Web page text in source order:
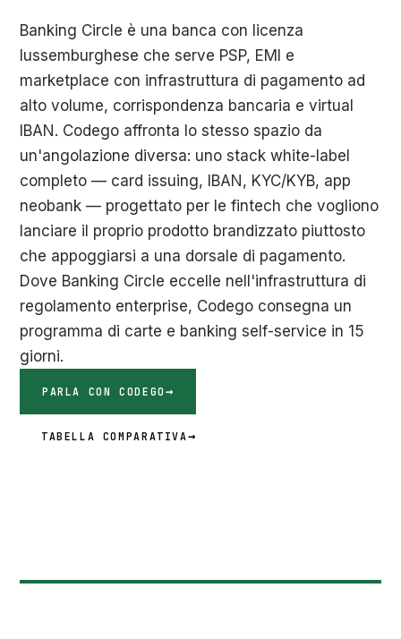
Banking Circle è una banca con licenza
lussemburghese che serve PSP, EMI e
marketplace con infrastruttura di pagamento ad
alto volume, corrispondenza bancaria e virtual
IBAN. Codego affronta lo stesso spazio da
un'angolazione diversa: uno stack white-label
completo — card issuing, IBAN, KYC/KYB, app
neobank — progettato per le fintech che vogliono
lanciare il proprio prodotto brandizzato piuttosto
che appoggiarsi a una dorsale di pagamento.
Dove Banking Circle eccelle nell'infrastruttura di
regolamento enterprise, Codego consegna un
programma di carte e banking self-service in 15
giorni.
PARLA CON CODEGO
TABELLA COMPARATIVA